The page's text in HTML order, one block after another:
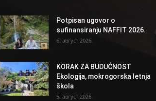
Potpisan ugovor o
sufinansiranju NAFFIT 2026.
6. август 2026.
KORAK ZA BUDUĆNOST
Ekologija, mokrogorska letnja
škola
5. август 2026.